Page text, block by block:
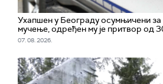
Ухапшен у Београду осумњичени
мучење, одређен му је притвор од
07. 08. 2026.